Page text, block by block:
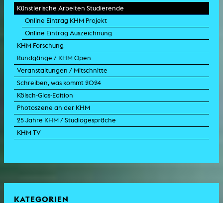
Künstlerische Arbeiten Studierende
Online Eintrag KHM Projekt
Online Eintrag Auszeichnung
KHM Forschung
Rundgänge / KHM Open
Veranstaltungen / Mitschnitte
Schreiben, was kommt 2024
Kölsch-Glas-Edition
Photoszene an der KHM
25 Jahre KHM / Studiogespräche
KHM TV
KATEGORIEN